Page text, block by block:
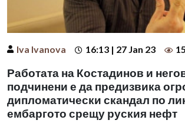
Iva Ivanova 16:13 | 27 Jan 23
Работата на Костадинов и
подчинени е да предизвика
дипломатически скандал по
ембаргото срещу руския нефт